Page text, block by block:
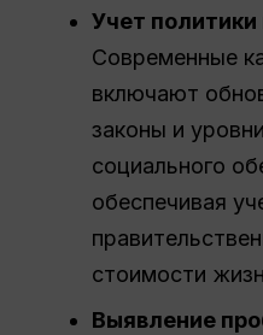
Учет политики
Современные
включают
законы и
социального
обеспечивая
стоимости
Выявление